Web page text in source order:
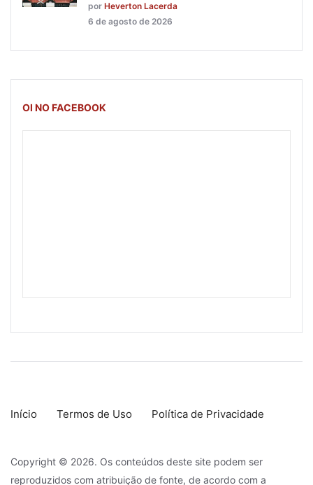
por Heverton Lacerda
6 de agosto de 2026
OI NO FACEBOOK
Início Termos de Uso Política de Privacidade
Copyright © 2026. Os conteúdos deste site podem ser
reproduzidos com atribuição de fonte, de acordo com a